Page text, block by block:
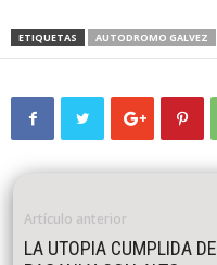
ETIQUETAS AUTODROMO GALVEZ
Artículo anterior
LA UTOPIA CUMPLIDA DE